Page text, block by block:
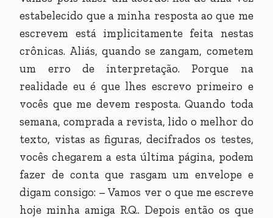
estabelecido que a minha resposta ao que me
escrevem está implicitamente feita nestas
crônicas. Aliás, quando se zangam, cometem
um erro de interpretação. Porque na
realidade eu é que lhes escrevo primeiro e
vocês que me devem resposta. Quando toda
semana, comprada a revista, lido o melhor do
texto, vistas as figuras, decifrados os testes,
vocês chegarem a esta última página, podem
fazer de conta que rasgam um envelope e
digam consigo: – Vamos ver o que me escreve
hoje minha amiga R.Q.. Depois então os que